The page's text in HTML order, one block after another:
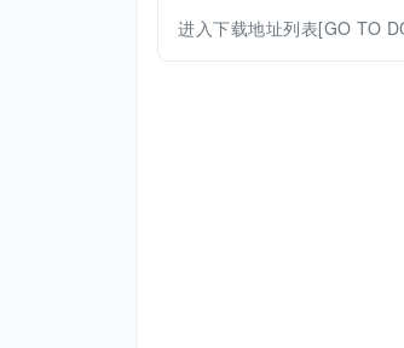
进入下载地址列表[GO TO